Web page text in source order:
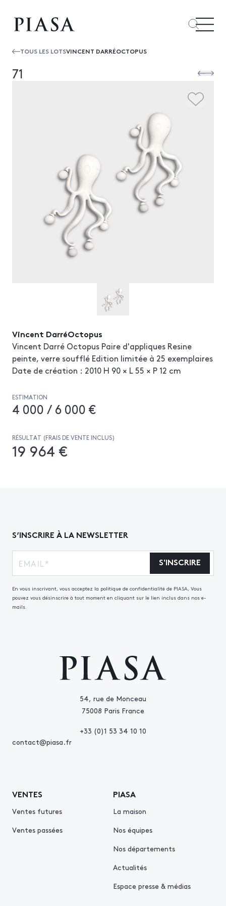
TOUS LES LOTSVINCENT DARRÉOCTOPUS
71
Vincent DarréOctopus
Vincent Darré Octopus Paire d'appliques Resine
peinte, verre soufflé Edition limitée à 25 exemplaires
Date de création : 2010 H 90 × L 55 × P 12 cm
ESTIMATION
4 000 / 6 000 €
RÉSULTAT (FRAIS DE VENTE INCLUS)
19 964 €
54, rue de Monceau
75008 Paris France
+33 (0)1 53 34 10 10
contact@piasa.fr
VENTES
Ventes futures
Ventes passées
PIASA
La maison
Nos équipes
Nos départements
Actualités
Espace presse & médias
S’INSCRIRE À LA NEWSLETTER
S'INSCRIRE
En vous inscrivant, vous acceptez la politique de confidentialité de PIASA, Vous
pouvez vous désinscrire à tout moment en cliquant sur le lien inclus dans nos e-
mails.